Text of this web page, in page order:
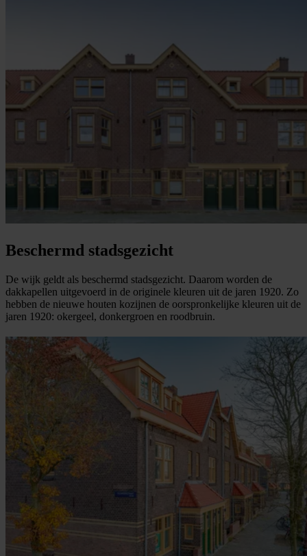
Beschermd stadsgezicht
De wijk geldt als beschermd stadsgezicht. Daarom worden de
dakkapellen uitgevoerd in de originele kleuren uit de jaren 1920. Zo
hebben de nieuwe houten kozijnen de oorspronkelijke kleuren uit de
jaren 1920: okergeel, donkergroen en roodbruin.